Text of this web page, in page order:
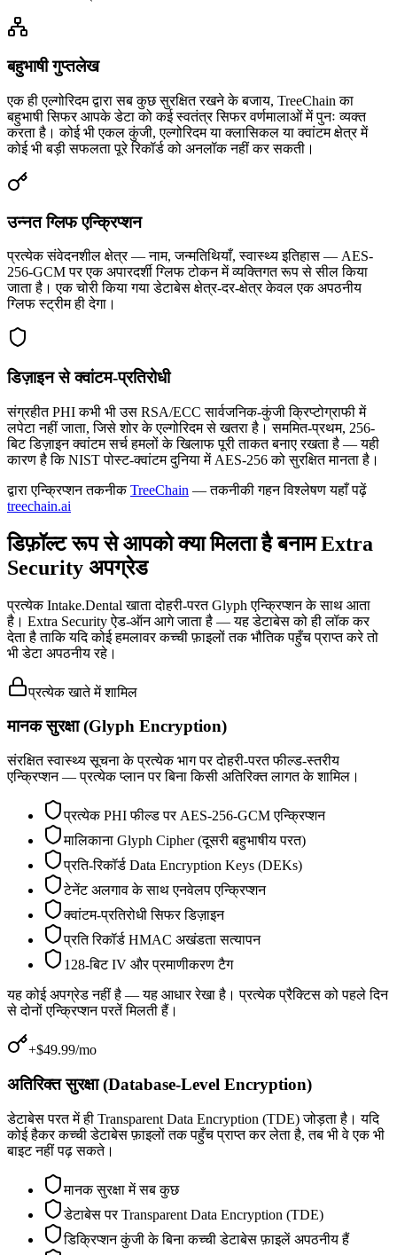
बहुभाषी गुप्तलेख
एक ही एल्गोरिदम द्वारा सब कुछ सुरक्षित रखने के बजाय, TreeChain का
बहुभाषी सिफर आपके डेटा को कई स्वतंत्र सिफर वर्णमालाओं में पुनः व्यक्त
करता है। कोई भी एकल कुंजी, एल्गोरिदम या क्लासिकल या क्वांटम क्षेत्र में
कोई भी बड़ी सफलता पूरे रिकॉर्ड को अनलॉक नहीं कर सकती।
उन्नत ग्लिफ एन्क्रिप्शन
प्रत्येक संवेदनशील क्षेत्र — नाम, जन्मतिथियाँ, स्वास्थ्य इतिहास — AES-
256-GCM पर एक अपारदर्शी ग्लिफ टोकन में व्यक्तिगत रूप से सील किया
जाता है। एक चोरी किया गया डेटाबेस क्षेत्र-दर-क्षेत्र केवल एक अपठनीय
ग्लिफ स्ट्रीम ही देगा।
डिज़ाइन से क्वांटम-प्रतिरोधी
संग्रहीत PHI कभी भी उस RSA/ECC सार्वजनिक-कुंजी क्रिप्टोग्राफी में
लपेटा नहीं जाता, जिसे शोर के एल्गोरिदम से खतरा है। सममित-प्रथम, 256-
बिट डिज़ाइन क्वांटम सर्च हमलों के खिलाफ पूरी ताकत बनाए रखता है — यही
कारण है कि NIST पोस्ट-क्वांटम दुनिया में AES-256 को सुरक्षित मानता है।
द्वारा एन्क्रिप्शन तकनीक TreeChain — तकनीकी गहन विश्लेषण यहाँ पढ़ें
treechain.ai
डिफ़ॉल्ट रूप से आपको क्या मिलता है बनाम Extra
Security अपग्रेड
प्रत्येक Intake.Dental खाता दोहरी-परत Glyph एन्क्रिप्शन के साथ आता
है। Extra Security ऐड-ऑन आगे जाता है — यह डेटाबेस को ही लॉक कर
देता है ताकि यदि कोई हमलावर कच्ची फ़ाइलों तक भौतिक पहुँच प्राप्त करे तो
भी डेटा अपठनीय रहे।
प्रत्येक खाते में शामिल
मानक सुरक्षा (Glyph Encryption)
संरक्षित स्वास्थ्य सूचना के प्रत्येक भाग पर दोहरी-परत फील्ड-स्तरीय
एन्क्रिप्शन — प्रत्येक प्लान पर बिना किसी अतिरिक्त लागत के शामिल।
प्रत्येक PHI फील्ड पर AES-256-GCM एन्क्रिप्शन
मालिकाना Glyph Cipher (दूसरी बहुभाषीय परत)
प्रति-रिकॉर्ड Data Encryption Keys (DEKs)
टेनेंट अलगाव के साथ एनवेलप एन्क्रिप्शन
क्वांटम-प्रतिरोधी सिफर डिज़ाइन
प्रति रिकॉर्ड HMAC अखंडता सत्यापन
128-बिट IV और प्रमाणीकरण टैग
यह कोई अपग्रेड नहीं है — यह आधार रेखा है। प्रत्येक प्रैक्टिस को पहले दिन
से दोनों एन्क्रिप्शन परतें मिलती हैं।
+$49.99/mo
अतिरिक्त सुरक्षा (Database-Level Encryption)
डेटाबेस परत में ही Transparent Data Encryption (TDE) जोड़ता है। यदि
कोई हैकर कच्ची डेटाबेस फ़ाइलों तक पहुँच प्राप्त कर लेता है, तब भी वे एक भी
बाइट नहीं पढ़ सकते।
मानक सुरक्षा में सब कुछ
डेटाबेस पर Transparent Data Encryption (TDE)
डिक्रिप्शन कुंजी के बिना कच्ची डेटाबेस फ़ाइलें अपठनीय हैं